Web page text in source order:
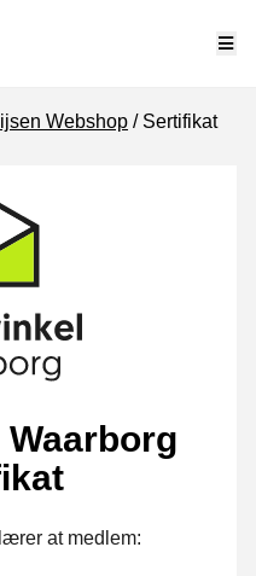
Webshop Sertifikat
at medlem: